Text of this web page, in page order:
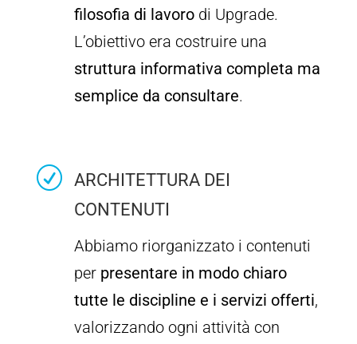
filosofia di lavorodi Upgrade.
L’obiettivo era costruire una
struttura informativa completa ma
semplice da consultare.
R
ARCHITETTURA DEI
CONTENUTI
Abbiamo riorganizzato i contenuti
per presentare in modo chiaro
tutte le discipline e i servizi offerti,
valorizzando ogni attività con